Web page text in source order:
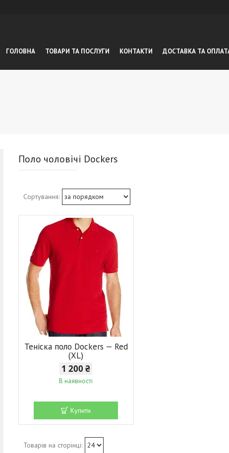
ГОЛОВНА ТОВАРИ ТА ПОСЛУГИ КОНТАКТИ ДОСТАВКА ТА
Поло чоловічі Dockers
Теніска поло Dockers — Red
(XL)
1 200 ₴
В наявності
Купити